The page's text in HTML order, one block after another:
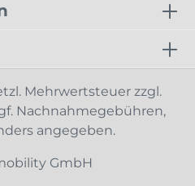
Mehrwertsteuer zzgl.
Nachnahmegebühren,
angegeben.
GmbH